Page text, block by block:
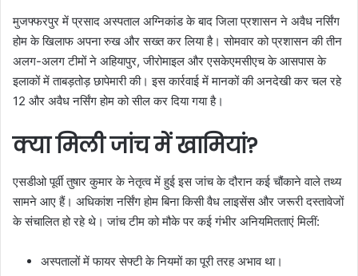
मुजफ्फरपुर में प्रसाद अस्पताल अग्निकांड के बाद जिला प्रशासन ने अवैध नर्सिंग
होम के खिलाफ अपना रुख और सख्त कर लिया है। सोमवार को प्रशासन की तीन
अलग-अलग टीमों ने अहियापुर, जीरोमाइल और एसकेएमसीएच के आसपास के
इलाकों में ताबड़तोड़ छापेमारी की। इस कार्रवाई में मानकों की अनदेखी कर चल रहे
12 और अवैध नर्सिंग होम को सील कर दिया गया है।
क्या मिली जांच में खामियां?
एसडीओ पूर्वी तुषार कुमार के नेतृत्व में हुई इस जांच के दौरान कई चौंकाने वाले तथ्य
सामने आए हैं। अधिकांश नर्सिंग होम बिना किसी वैध लाइसेंस और जरूरी दस्तावेजों
के संचालित हो रहे थे। जांच टीम को मौके पर कई गंभीर अनियमितताएं मिलीं:
अस्पतालों में फायर सेफ्टी के नियमों का पूरी तरह अभाव था।